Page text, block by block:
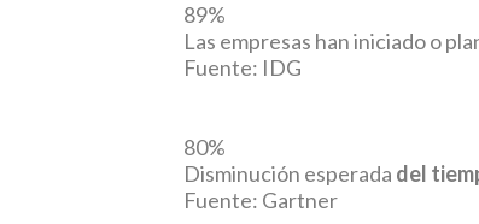
89%
Las empresas han iniciado o
Fuente: IDG
80%
Disminución esperada del
Fuente: Gartner